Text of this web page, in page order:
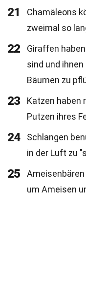
21
Chamäleons
zweimal so
22
Giraffen
sind und
Bäumen zu
23
Katzen haben
Putzen ihres
24
Schlangen
in der Luft zu
25
Ameisenbären
um Ameisen